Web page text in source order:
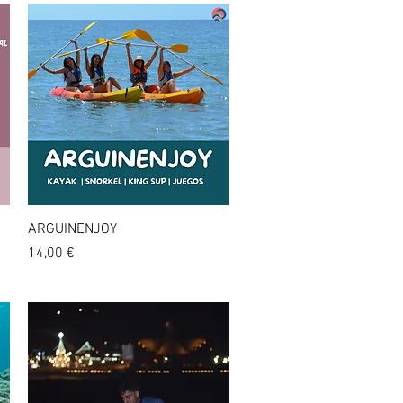
Vista rápida
ARGUINENJOY
Precio
14,00 €